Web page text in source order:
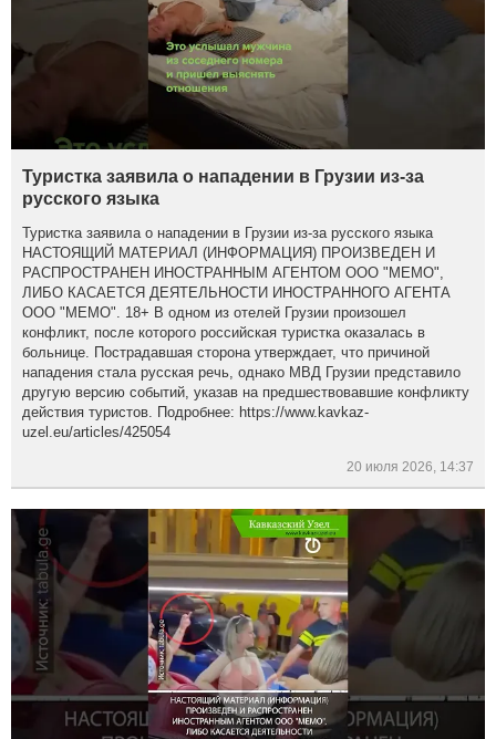
Туристка заявила о нападении в Грузии из-за
русского языка
Туристка заявила о нападении в Грузии из-за русского языка
НАСТОЯЩИЙ МАТЕРИАЛ (ИНФОРМАЦИЯ) ПРОИЗВЕДЕН И
РАСПРОСТРАНЕН ИНОСТРАННЫМ АГЕНТОМ ООО "МЕМО",
ЛИБО КАСАЕТСЯ ДЕЯТЕЛЬНОСТИ ИНОСТРАННОГО АГЕНТА
ООО "МЕМО". 18+ В одном из отелей Грузии произошел
конфликт, после которого российская туристка оказалась в
больнице. Пострадавшая сторона утверждает, что причиной
нападения стала русская речь, однако МВД Грузии представило
другую версию событий, указав на предшествовавшие конфликту
действия туристов. Подробнее: https://www.kavkaz-
uzel.eu/articles/425054
20 июля 2026, 14:37